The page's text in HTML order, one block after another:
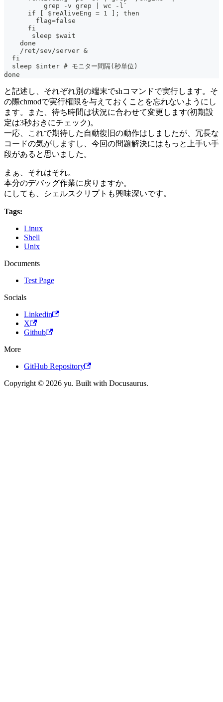
          grep -v grep | wc -l`
      if [ $reAliveEng = 1 ]; then
        flag=false
      fi
       sleep $wait
    done
    /ret/sev/server &
  fi
  sleep $inter # モニター間隔(秒単位)
done
と記述し、それぞれ別の端末でshコマンドで実行します。そ
の際chmodで実行権限を与えておくことを忘れないようにし
ます。また、待ち時間は状況に合わせて変更します(初期設
定は3秒おきにチェック)。
一応、これで期待した自動復旧の動作はしましたが、冗長な
コードの気がしますし、今回の問題解決にはもっと上手い手
段があると思いました。
まぁ、それはそれ。
本分のデバッグ作業に戻りますか。
にしても、シェルスクリプトも興味深いです。
Tags:
Linux
Shell
Unix
Documents
Test Page
Socials
Linkedin
X
Github
More
GitHub Repository
Copyright © 2026 yu. Built with Docusaurus.